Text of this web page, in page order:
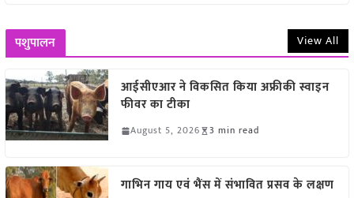
पशुपालन View All
आईसीएआर ने विकसित किया अफ्रीकी स्वाइन
फीवर का टीका
August 5, 2026 3 min read
गाभिन गाय एवं भैंस में संभावित प्रसव के लक्षण